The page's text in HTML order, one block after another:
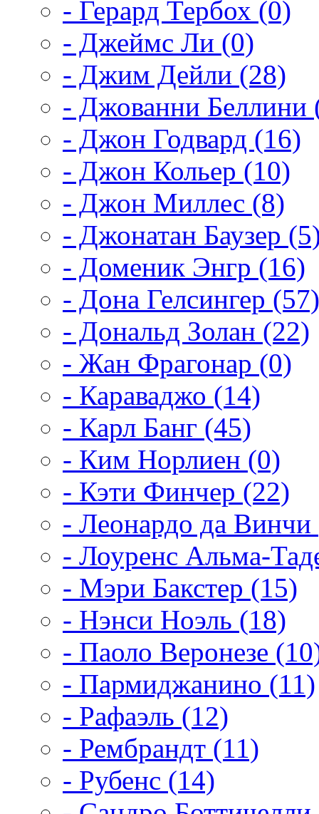
- Герард Тербох (0)
- Джеймс Ли (0)
- Джим Дейли (28)
- Джованни Беллини
- Джон Годвард (16)
- Джон Кольер (10)
- Джон Миллес (8)
- Джонатан Баузер
- Доменик Энгр (16)
- Дона Гелсингер (57)
- Дональд Золан (22)
- Жан Фрагонар (0)
- Караваджо (14)
- Карл Банг (45)
- Ким Норлиен (0)
- Кэти Финчер (22)
- Леонардо да Винчи
- Лоуренс Альма-
- Мэри Бакстер (15)
- Нэнси Ноэль (18)
- Паоло Веронезе
- Пармиджанино (11)
- Рафаэль (12)
- Рембрандт (11)
- Рубенс (14)